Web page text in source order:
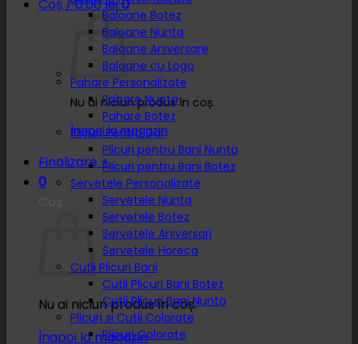
Coș /0.00lei0
Nu ai niciun produs în coș.
Înapoi la magazin
Finalizare +
0
Nu ai niciun produs în coș.
Înapoi la magazin
Baloane Botez
Baloane Nunta
Baloane Aniversare
Baloane cu Logo
Pahare Personalizate
Pahare Nunta
Pahare Botez
Plicuri Pentru Dar
Plicuri pentru Bani Nunta
Plicuri pentru Bani Botez
Servetele Personalizate
Servetele Nunta
Servetele Botez
Servetele Aniversari
Servetele Horeca
Cutii Plicuri Bani
Cutii Plicuri Bani Botez
Cutii Plicuri Bani Nunta
Plicuri si Cutii Colorate
Plicuri Colorate